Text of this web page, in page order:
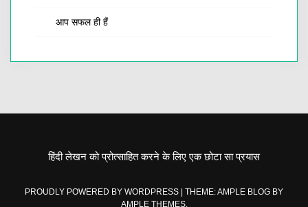
आप सफल ही हैं
हिंदी लेखन को प्रोत्साहित करने के लिए एक छोटा सा प्रयास
PROUDLY POWERED BY WORDPRESS
THEME: AMPLE BLOG BY
AMPLE THEMES.